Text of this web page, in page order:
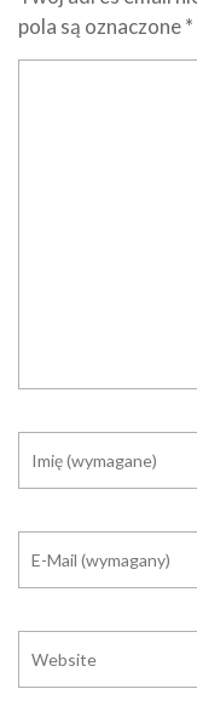
pola są oznaczone*